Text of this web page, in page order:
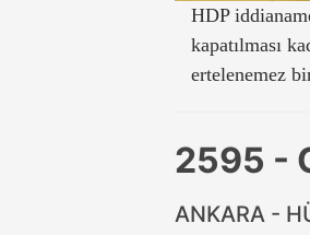
HDP
kapatılması
ertelenemez
2595 -
ANKARA -